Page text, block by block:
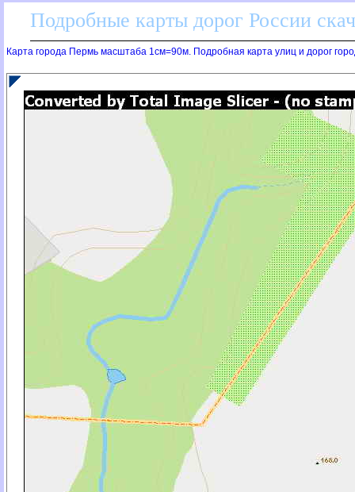
Подробные карты дорог России
Карта города Пермь масштаба 1см=90м. Подробная карта улиц и дорог